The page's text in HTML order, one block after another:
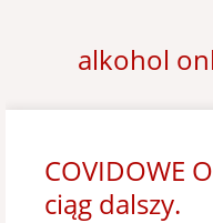
alkohol
COVIDOWE
ciąg dalszy.